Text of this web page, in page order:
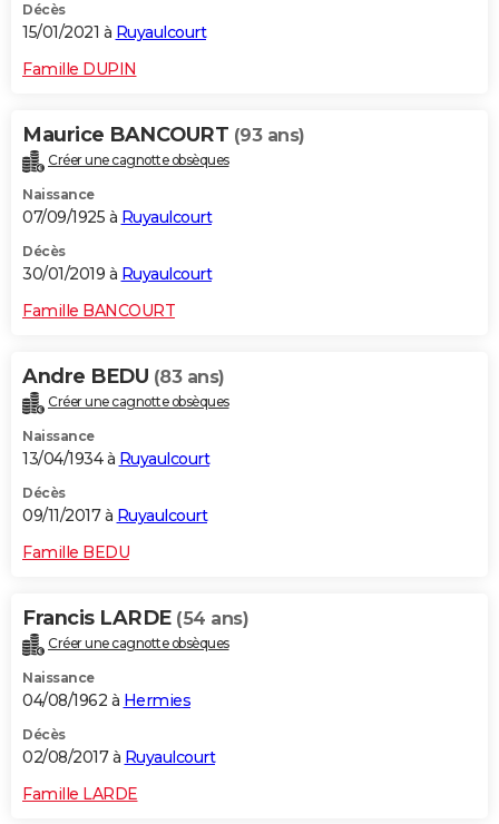
Décès
15/01/2021 à Ruyaulcourt
Famille DUPIN
Maurice BANCOURT (93 ans)
Créer une cagnotte obsèques
Naissance
07/09/1925 à Ruyaulcourt
Décès
30/01/2019 à Ruyaulcourt
Famille BANCOURT
Andre BEDU (83 ans)
Créer une cagnotte obsèques
Naissance
13/04/1934 à Ruyaulcourt
Décès
09/11/2017 à Ruyaulcourt
Famille BEDU
Francis LARDE (54 ans)
Créer une cagnotte obsèques
Naissance
04/08/1962 à Hermies
Décès
02/08/2017 à Ruyaulcourt
Famille LARDE